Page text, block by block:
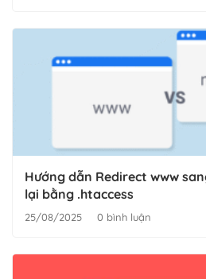
Hướng dẫn Redirect www
lại bằng .htaccess
25/08/2025 0 bình luận